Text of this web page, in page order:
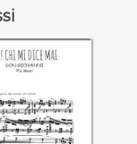
mi dice mai